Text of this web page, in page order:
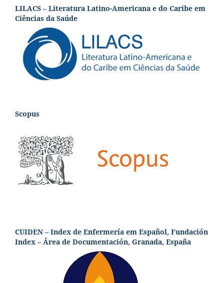
LILACS – Literatura Latino-Americana e do Caribe em
Ciências da Saúde
Scopus
CUIDEN – Index de Enfermería em Español, Fundación
Index – Área de Documentación, Granada, España